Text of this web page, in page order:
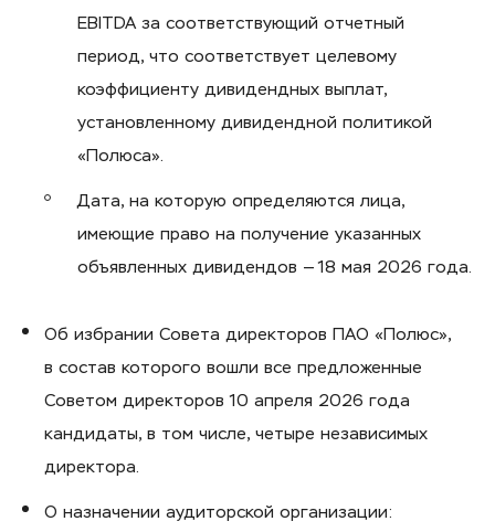
EBITDA за соответствующий отчетный
период, что соответствует целевому
коэффициенту дивидендных выплат,
установленному дивидендной политикой
«Полюса».
Дата, на которую определяются лица,
имеющие право на получение указанных
объявленных дивидендов — 18 мая 2026 года.
Об избрании Совета директоров ПАО «Полюс»,
в состав которого вошли все предложенные
Советом директоров 10 апреля 2026 года
кандидаты, в том числе, четыре независимых
директора.
О назначении аудиторской организации: